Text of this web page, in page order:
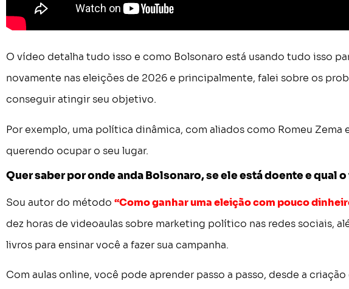
O vídeo detalha tudo isso e como Bolsonaro está usando tudo isso
novamente nas eleições de 2026 e principalmente, falei sobre os
conseguir atingir seu objetivo.
Por exemplo, uma política dinâmica, com aliados como Romeu Zema
querendo ocupar o seu lugar.
Quer saber por onde anda Bolsonaro, se ele está doente e qual
Sou autor do método “Como ganhar uma eleição com pouco
dez horas de videoaulas sobre marketing político nas redes sociais,
livros para ensinar você a fazer sua campanha.
Com aulas online, você pode aprender passo a passo, desde a